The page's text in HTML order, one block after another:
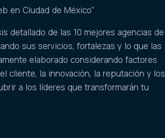
en Ciudad de México”
detallado de las 10 mejores agencias de
sus servicios, fortalezas y lo que las
elaborado considerando factores
cliente, la innovación, la reputación y los
a los líderes que transformarán tu